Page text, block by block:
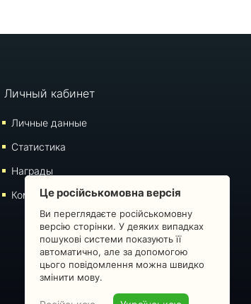
Личный кабинет
Личные данные
Статистика
Награды
Комментарии
Це російськомовна версія
Ви переглядаєте російськомовну
версію сторінки. У деяких випадках
пошукові системи показують її
автоматично, але за допомогою
цього повідомлення можна швидко
змінити мову.